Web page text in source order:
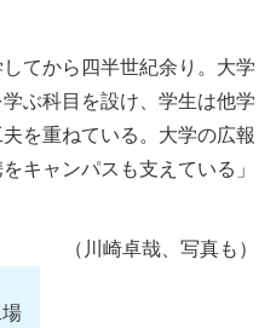
てから四半世紀余り。大学
ぶ科目を設け、学生は他学
を重ねている。大学の広報
キャンパスも支えている」
（川崎卓哉、写真も）